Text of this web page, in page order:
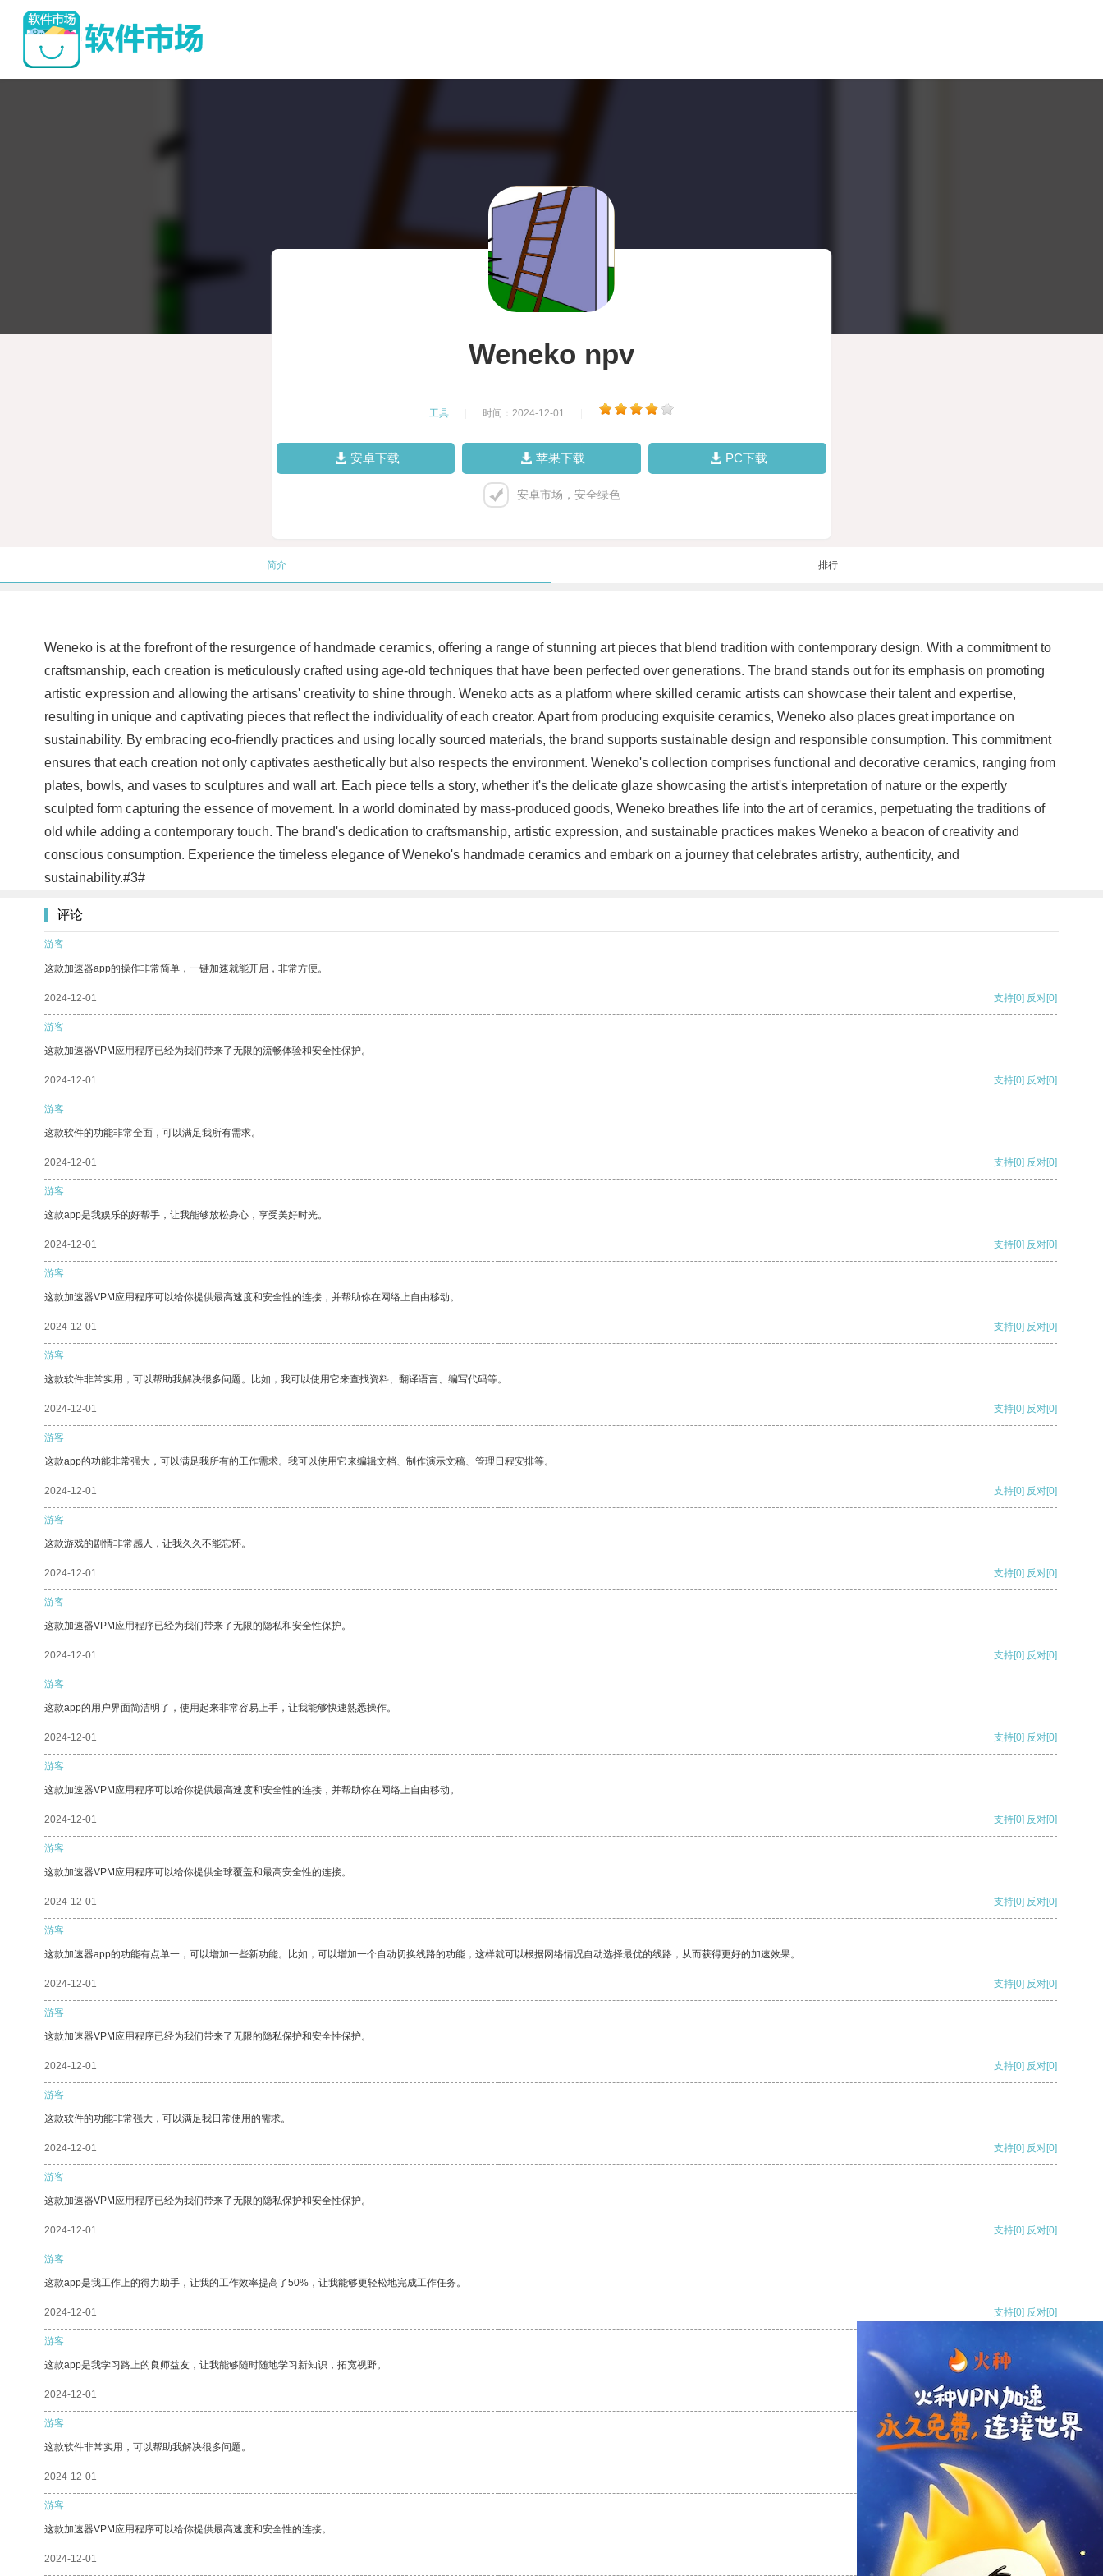
Weneko npv
工具 时间：2024-12-01
安卓下载 苹果下载 PC下载
安卓市场，安全绿色
简介 排行
Weneko is at the forefront of the resurgence of handmade ceramics, offering a range of stunning art pieces that blend tradition with contemporary design. With a commitment to
craftsmanship, each creation is meticulously crafted using age-old techniques that have been perfected over generations. The brand stands out for its emphasis on promoting
artistic expression and allowing the artisans' creativity to shine through. Weneko acts as a platform where skilled ceramic artists can showcase their talent and expertise,
resulting in unique and captivating pieces that reflect the individuality of each creator. Apart from producing exquisite ceramics, Weneko also places great importance on
sustainability. By embracing eco-friendly practices and using locally sourced materials, the brand supports sustainable design and responsible consumption. This commitment
ensures that each creation not only captivates aesthetically but also respects the environment. Weneko's collection comprises functional and decorative ceramics, ranging from
plates, bowls, and vases to sculptures and wall art. Each piece tells a story, whether it's the delicate glaze showcasing the artist's interpretation of nature or the expertly
sculpted form capturing the essence of movement. In a world dominated by mass-produced goods, Weneko breathes life into the art of ceramics, perpetuating the traditions of
old while adding a contemporary touch. The brand's dedication to craftsmanship, artistic expression, and sustainable practices makes Weneko a beacon of creativity and
conscious consumption. Experience the timeless elegance of Weneko's handmade ceramics and embark on a journey that celebrates artistry, authenticity, and
sustainability.#3#
评论
游客
这款加速器app的操作非常简单，一键加速就能开启，非常方便。
2024-12-01 支持[0] 反对[0]
游客
这款加速器VPM应用程序已经为我们带来了无限的流畅体验和安全性保护。
2024-12-01 支持[0] 反对[0]
游客
这款软件的功能非常全面，可以满足我所有需求。
2024-12-01 支持[0] 反对[0]
游客
这款app是我娱乐的好帮手，让我能够放松身心，享受美好时光。
2024-12-01 支持[0] 反对[0]
游客
这款加速器VPM应用程序可以给你提供最高速度和安全性的连接，并帮助你在网络上自由移动。
2024-12-01 支持[0] 反对[0]
游客
这款软件非常实用，可以帮助我解决很多问题。比如，我可以使用它来查找资料、翻译语言、编写代码等。
2024-12-01 支持[0] 反对[0]
游客
这款app的功能非常强大，可以满足我所有的工作需求。我可以使用它来编辑文档、制作演示文稿、管理日程安排等。
2024-12-01 支持[0] 反对[0]
游客
这款游戏的剧情非常感人，让我久久不能忘怀。
2024-12-01 支持[0] 反对[0]
游客
这款加速器VPM应用程序已经为我们带来了无限的隐私和安全性保护。
2024-12-01 支持[0] 反对[0]
游客
这款app的用户界面简洁明了，使用起来非常容易上手，让我能够快速熟悉操作。
2024-12-01 支持[0] 反对[0]
游客
这款加速器VPM应用程序可以给你提供最高速度和安全性的连接，并帮助你在网络上自由移动。
2024-12-01 支持[0] 反对[0]
游客
这款加速器VPM应用程序可以给你提供全球覆盖和最高安全性的连接。
2024-12-01 支持[0] 反对[0]
游客
这款加速器app的功能有点单一，可以增加一些新功能。比如，可以增加一个自动切换线路的功能，这样就可以根据网络情况自动选择最优的线路，从而获得更好的加速效果。
2024-12-01 支持[0] 反对[0]
游客
这款加速器VPM应用程序已经为我们带来了无限的隐私保护和安全性保护。
2024-12-01 支持[0] 反对[0]
游客
这款软件的功能非常强大，可以满足我日常使用的需求。
2024-12-01 支持[0] 反对[0]
游客
这款加速器VPM应用程序已经为我们带来了无限的隐私保护和安全性保护。
2024-12-01 支持[0] 反对[0]
游客
这款app是我工作上的得力助手，让我的工作效率提高了50%，让我能够更轻松地完成工作任务。
2024-12-01 支持[0] 反对[0]
游客
这款app是我学习路上的良师益友，让我能够随时随地学习新知识，拓宽视野。
2024-12-01 支持[0] 反对
游客
这款软件非常实用，可以帮助我解决很多问题。
2024-12-01 支持
游客
这款加速器VPM应用程序可以给你提供最高速度和安全性的连接。
2024-12-01 反对 [0]